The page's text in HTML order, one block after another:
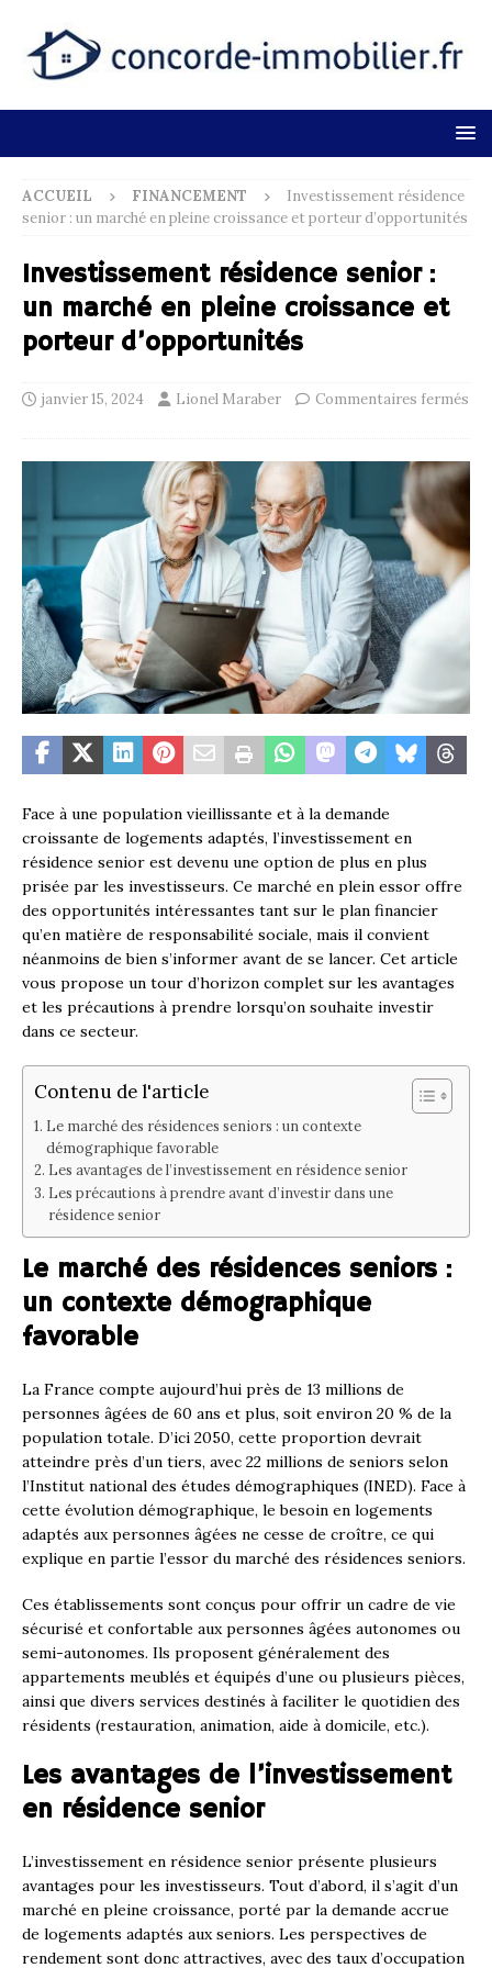
ACCUEIL FINANCEMENT
Investissement résidence
senior : un marché en pleine croissance et porteur d’opportunités
Investissement résidence senior :
un marché en pleine croissance et
porteur d’opportunités
janvier 15, 2024 Lionel Maraber Commentaires fermés
Face à une population vieillissante et à la demande
croissante de logements adaptés, l’investissement en
résidence senior est devenu une option de plus en plus
prisée par les investisseurs. Ce marché en plein essor offre
des opportunités intéressantes tant sur le plan financier
qu’en matière de responsabilité sociale, mais il convient
néanmoins de bien s’informer avant de se lancer. Cet article
vous propose un tour d’horizon complet sur les avantages
et les précautions à prendre lorsqu’on souhaite investir
dans ce secteur.
Contenu de l'article
Le marché des résidences seniors : un contexte
démographique favorable
Les avantages de l’investissement en résidence senior
Les précautions à prendre avant d’investir dans une
résidence senior
Le marché des résidences seniors :
un contexte démographique
favorable
La France compte aujourd’hui près de 13 millions de
personnes âgées de 60 ans et plus, soit environ 20 % de la
population totale. D’ici 2050, cette proportion devrait
atteindre près d’un tiers, avec 22 millions de seniors selon
l’Institut national des études démographiques (INED). Face à
cette évolution démographique, le besoin en logements
adaptés aux personnes âgées ne cesse de croître, ce qui
explique en partie l’essor du marché des résidences seniors.
Ces établissements sont conçus pour offrir un cadre de vie
sécurisé et confortable aux personnes âgées autonomes ou
semi-autonomes. Ils proposent généralement des
appartements meublés et équipés d’une ou plusieurs pièces,
ainsi que divers services destinés à faciliter le quotidien des
résidents (restauration, animation, aide à domicile, etc.).
Les avantages de l’investissement
en résidence senior
L’investissement en résidence senior présente plusieurs
avantages pour les investisseurs. Tout d’abord, il s’agit d’un
marché en pleine croissance, porté par la demande accrue
de logements adaptés aux seniors. Les perspectives de
rendement sont donc attractives, avec des taux d’occupation